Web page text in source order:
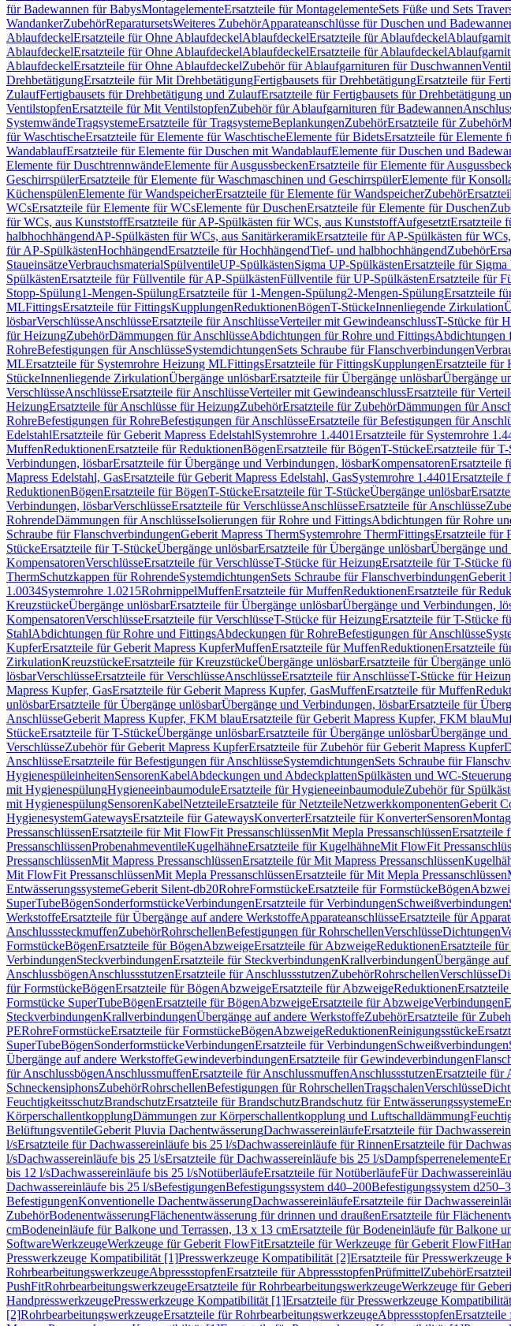
für Badewannen für BabysMontagelementeErsatzteile für MontagelementeSets Füße und Sets
WandankerZubehörReparatursetsWeiteres ZubehörApparateanschlüsse für Duschen und
AblaufdeckelErsatzteile für Ohne AblaufdeckelAblaufdeckelErsatzteile für Ablaufdeckel
AblaufdeckelErsatzteile für Ohne AblaufdeckelAblaufdeckelErsatzteile für Ablaufdeckel
AblaufdeckelErsatzteile für Ohne AblaufdeckelZubehör für Ablaufgarnituren für Duschwannen
DrehbetätigungErsatzteile für Mit DrehbetätigungFertigbausets für DrehbetätigungErsatzteile für
ZulaufFertigbausets für Drehbetätigung und ZulaufErsatzteile für Fertigbausets für Drehbetätigung
VentilstopfenErsatzteile für Mit VentilstopfenZubehör für Ablaufgarnituren für Badewannen
SystemwändeTragsystemeErsatzteile für TragsystemeBeplankungenZubehörErsatzteile für Zubehör
für WaschtischeErsatzteile für Elemente für WaschtischeElemente für BidetsErsatzteile für Elemente
WandablaufErsatzteile für Elemente für Duschen mit WandablaufElemente für Duschen und
Elemente für DuschtrennwändeElemente für AusgussbeckenErsatzteile für Elemente für
GeschirrspülerErsatzteile für Elemente für Waschmaschinen und GeschirrspülerElemente für
KüchenspülenElemente für WandspeicherErsatzteile für Elemente für WandspeicherZubehör
WCsErsatzteile für Elemente für WCsElemente für DuschenErsatzteile für Elemente für Duschen
für WCs, aus KunststoffErsatzteile für AP-Spülkästen für WCs, aus KunststoffAufgesetztErsatzteile
halbhochhängendAP-Spülkästen für WCs, aus SanitärkeramikErsatzteile für AP-Spülkästen für
für AP-SpülkästenHochhängendErsatzteile für HochhängendTief- und halbhochhängendZubehör
StaueinsätzeVerbrauchsmaterialSpülventileUP-SpülkästenSigma UP-SpülkästenErsatzteile für Sigma
SpülkästenErsatzteile für Füllventile für AP-SpülkästenFüllventile für UP-SpülkästenErsatzteile für
Stopp-Spülung1-Mengen-SpülungErsatzteile für 1-Mengen-Spülung2-Mengen-SpülungErsatzteile
MLFittingsErsatzteile für FittingsKupplungenReduktionenBögenT-StückeInnenliegende Zirkulation
lösbarVerschlüsseAnschlüsseErsatzteile für AnschlüsseVerteiler mit GewindeanschlussT-Stücke für
für HeizungZubehörDämmungen für AnschlüsseAbdichtungen für Rohre und FittingsAbdichtungen
RohreBefestigungen für AnschlüsseSystemdichtungenSets Schraube für Flanschverbindungen
MLErsatzteile für Systemrohre Heizung MLFittingsErsatzteile für FittingsKupplungenErsatzteile für
StückeInnenliegende ZirkulationÜbergänge unlösbarErsatzteile für Übergänge unlösbarÜbergänge
VerschlüsseAnschlüsseErsatzteile für AnschlüsseVerteiler mit GewindeanschlussErsatzteile für
HeizungErsatzteile für Anschlüsse für HeizungZubehörErsatzteile für ZubehörDämmungen für
RohreBefestigungen für RohreBefestigungen für AnschlüsseErsatzteile für Befestigungen für
EdelstahlErsatzteile für Geberit Mapress EdelstahlSystemrohre 1.4401Ersatzteile für Systemrohre
MuffenReduktionenErsatzteile für ReduktionenBögenErsatzteile für BögenT-StückeErsatzteile für T-
Verbindungen, lösbarErsatzteile für Übergänge und Verbindungen, lösbarKompensatorenErsatzteile
Mapress Edelstahl, GasErsatzteile für Geberit Mapress Edelstahl, GasSystemrohre 1.4401Ersatzteile
ReduktionenBögenErsatzteile für BögenT-StückeErsatzteile für T-StückeÜbergänge unlösbar
Verbindungen, lösbarVerschlüsseErsatzteile für VerschlüsseAnschlüsseErsatzteile für Anschlüsse
RohrendeDämmungen für AnschlüsseIsolierungen für Rohre und FittingsAbdichtungen für Rohre
Schraube für FlanschverbindungenGeberit Mapress ThermSystemrohre ThermFittingsErsatzteile für
StückeErsatzteile für T-StückeÜbergänge unlösbarErsatzteile für Übergänge unlösbarÜbergänge
KompensatorenVerschlüsseErsatzteile für VerschlüsseT-Stücke für HeizungErsatzteile für T-Stücke
ThermSchutzkappen für RohrendeSystemdichtungenSets Schraube für FlanschverbindungenGeberit
1.0034Systemrohre 1.0215RohrnippelMuffenErsatzteile für MuffenReduktionenErsatzteile für
KreuzstückeÜbergänge unlösbarErsatzteile für Übergänge unlösbarÜbergänge und Verbindungen,
KompensatorenVerschlüsseErsatzteile für VerschlüsseT-Stücke für HeizungErsatzteile für T-Stücke
StahlAbdichtungen für Rohre und FittingsAbdeckungen für RohreBefestigungen für Anschlüsse
KupferErsatzteile für Geberit Mapress KupferMuffenErsatzteile für MuffenReduktionenErsatzteile
ZirkulationKreuzstückeErsatzteile für KreuzstückeÜbergänge unlösbarErsatzteile für Übergänge
lösbarVerschlüsseErsatzteile für VerschlüsseAnschlüsseErsatzteile für AnschlüsseT-Stücke für
Mapress Kupfer, GasErsatzteile für Geberit Mapress Kupfer, GasMuffenErsatzteile für Muffen
unlösbarErsatzteile für Übergänge unlösbarÜbergänge und Verbindungen, lösbarErsatzteile für
AnschlüsseGeberit Mapress Kupfer, FKM blauErsatzteile für Geberit Mapress Kupfer, FKM blau
StückeErsatzteile für T-StückeÜbergänge unlösbarErsatzteile für Übergänge unlösbarÜbergänge
VerschlüsseZubehör für Geberit Mapress KupferErsatzteile für Zubehör für Geberit Mapress Kupfer
AnschlüsseErsatzteile für Befestigungen für AnschlüsseSystemdichtungenSets Schraube für
HygienespüleinheitenSensorenKabelAbdeckungen und AbdeckplattenSpülkästen und WC-
mit HygienespülungHygieneeinbaumoduleErsatzteile für HygieneeinbaumoduleZubehör für
mit HygienespülungSensorenKabelNetzteileErsatzteile für NetzteileNetzwerkkomponentenGeberit
HygienesystemGatewaysErsatzteile für GatewaysKonverterErsatzteile für KonverterSensoren
PressanschlüssenErsatzteile für Mit FlowFit PressanschlüssenMit Mepla PressanschlüssenErsatzteile
PressanschlüssenProbenahmeventileKugelhähneErsatzteile für KugelhähneMit FlowFit
PressanschlüssenMit Mapress PressanschlüssenErsatzteile für Mit Mapress Pressanschlüssen
Mit FlowFit PressanschlüssenMit Mepla PressanschlüssenErsatzteile für Mit Mepla Pressanschlüssen
EntwässerungssystemeGeberit Silent-db20RohreFormstückeErsatzteile für FormstückeBögen
SuperTubeBögenSonderformstückeVerbindungenErsatzteile für VerbindungenSchweißverbindungen
WerkstoffeErsatzteile für Übergänge auf andere WerkstoffeApparateanschlüsseErsatzteile für
AnschlusssteckmuffenZubehörRohrschellenBefestigungen für RohrschellenVerschlüsseDichtungen
FormstückeBögenErsatzteile für BögenAbzweigeErsatzteile für AbzweigeReduktionenErsatzteile
VerbindungenSteckverbindungenErsatzteile für SteckverbindungenKrallverbindungenÜbergänge
AnschlussbögenAnschlussstutzenErsatzteile für AnschlussstutzenZubehörRohrschellenVerschlüsse
für FormstückeBögenErsatzteile für BögenAbzweigeErsatzteile für AbzweigeReduktionen
Formstücke SuperTubeBögenErsatzteile für BögenAbzweigeErsatzteile für AbzweigeVerbindungen
SteckverbindungenKrallverbindungenÜbergänge auf andere WerkstoffeZubehörErsatzteile für
PERohreFormstückeErsatzteile für FormstückeBögenAbzweigeReduktionenReinigungsstücke
SuperTubeBögenSonderformstückeVerbindungenErsatzteile für VerbindungenSchweißverbindungen
Übergänge auf andere WerkstoffeGewindeverbindungenErsatzteile für Gewindeverbindungen
für AnschlussbögenAnschlussmuffenErsatzteile für AnschlussmuffenAnschlussstutzenErsatzteile für
SchneckensiphonsZubehörRohrschellenBefestigungen für RohrschellenTragschalenVerschlüsse
FeuchtigkeitsschutzBrandschutzErsatzteile für BrandschutzBrandschutz für Entwässerungssysteme
KörperschallentkopplungDämmungen zur Körperschallentkopplung und Luftschalldämmung
BelüftungsventileGeberit Pluvia DachentwässerungDachwassereinläufeErsatzteile für
l/sErsatzteile für Dachwassereinläufe bis 25 l/sDachwassereinläufe für RinnenErsatzteile für
l/sDachwassereinläufe bis 25 l/sErsatzteile für Dachwassereinläufe bis 25 l/sDampfsperrenelemente
bis 12 l/sDachwassereinläufe bis 25 l/sNotüberläufeErsatzteile für NotüberläufeFür
Dachwassereinläufe bis 25 l/sBefestigungenBefestigungssystem d40–200Befestigungssystem
BefestigungenKonventionelle DachentwässerungDachwassereinläufeErsatzteile für
ZubehörBodenentwässerungFlächenentwässerung für drinnen und draußenErsatzteile für
cmBodeneinläufe für Balkone und Terrassen, 13 x 13 cmErsatzteile für Bodeneinläufe für Balkone
SoftwareWerkzeugeWerkzeuge für Geberit FlowFitErsatzteile für Werkzeuge für Geberit FlowFit
Presswerkzeuge Kompatibilität [1]Presswerkzeuge Kompatibilität [2]Ersatzteile für Presswerkzeuge
RohrbearbeitungswerkzeugeAbpressstopfenErsatzteile für AbpressstopfenPrüfmittelZubehör
PushFitRohrbearbeitungswerkzeugeErsatzteile für RohrbearbeitungswerkzeugeWerkzeuge für
HandpresswerkzeugePresswerkzeuge Kompatibilität [1]Ersatzteile für Presswerkzeuge
[2]RohrbearbeitungswerkzeugeErsatzteile für RohrbearbeitungswerkzeugeAbpressstopfenErsatzteile